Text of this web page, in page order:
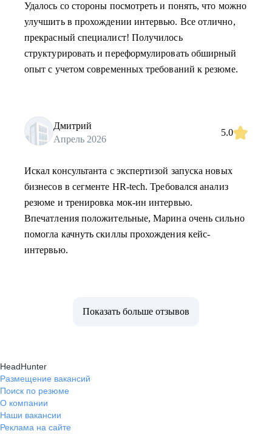
Удалось со стороны посмотреть и понять, что можно
улучшить в прохождении интервью. Все отлично,
прекрасный специалист! Получилось
структурировать и переформулировать обширный
опыт с учетом современных требований к резюме.
Дмитрий
Апрель 2026
5.0
Искал консультанта с экспертизой запуска новых
бизнесов в сегменте HR-tech. Требовался анализ
резюме и тренировка мок-ин интервью.
Впечатления положительные, Марина очень сильно
помогла качнуть скиллы прохождения кейс-
интервью.
Показать больше отзывов
HeadHunter
Размещение вакансий
Поиск по резюме
О компании
Наши вакансии
Реклама на сайте